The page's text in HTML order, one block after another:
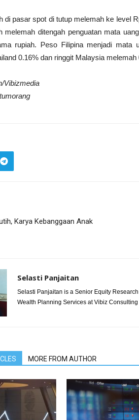
di pasar spot di tutup melemah ke level
melemah ditengah penguatan mata
rupiah. Peso Filipina menjadi mata
0.16% dan ringgit Malaysia melemah
Vibizmedia
Karya Kebanggaan Anak
Selasti Panjaitan
Selasti Panjaitan is a Senior Equity
Wealth Planning Services at Vibiz Consulting
MORE FROM AUTHOR